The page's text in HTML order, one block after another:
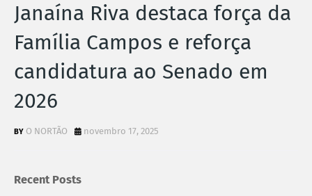
Janaína Riva destaca força da
Família Campos e reforça
candidatura ao Senado em
2026
O NORTÃO novembro 17, 2025
Recent Posts